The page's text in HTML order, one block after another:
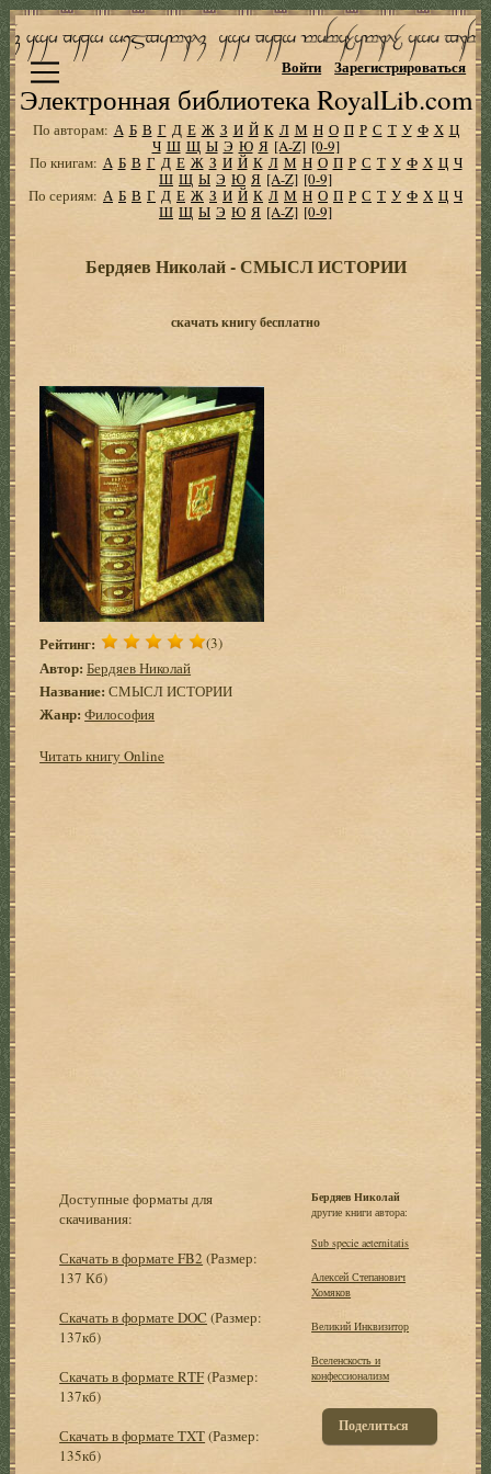
Электронная библиотека RoyalLib.com
Войти Зарегистрироваться
По авторам: А Б В Г Д Е Ж З И Й К Л М Н О П Р С Т У Ф Х Ц
Ч Ш Щ Ы Э Ю Я [A-Z] [0-9]
По книгам: А Б В Г Д Е Ж З И Й К Л М Н О П Р С Т У Ф Х Ц Ч
Ш Щ Ы Э Ю Я [A-Z] [0-9]
По сериям: А Б В Г Д Е Ж З И Й К Л М Н О П Р С Т У Ф Х Ц Ч
Ш Щ Ы Э Ю Я [A-Z] [0-9]
Бердяев Николай - СМЫСЛ ИСТОРИИ
скачать книгу бесплатно
Рейтинг: (3)
Автор: Бердяев Николай
Название: СМЫСЛ ИСТОРИИ
Жанр: Философия
Читать книгу Online
Доступные форматы для
скачивания:
Скачать в формате FB2 (Размер:
137 Кб)
Скачать в формате DOC (Размер:
137кб)
Скачать в формате RTF(Размер:
137кб)
Скачать в формате TXT(Размер:
135кб)
Бердяев Николай
другие книги автора:
Sub specie aeternitatis
Алексей Степанович
Хомяков
Великий Инквизитор
Вселенскость и
конфессионализм
Поделиться